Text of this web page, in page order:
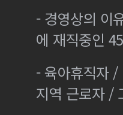
- 경영상의 이
에 재직중인
- 육아휴직자 /
지역 근로자 /